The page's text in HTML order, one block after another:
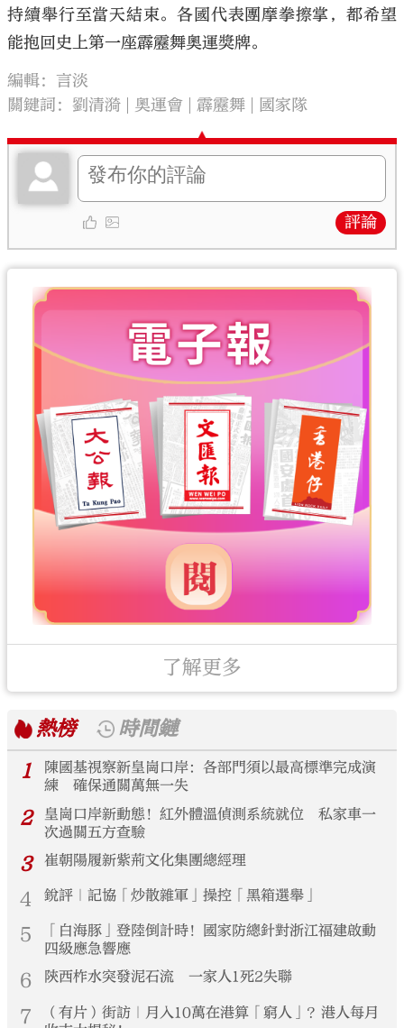
持續舉行至當天結束。各國代表團摩拳擦掌，都希望
能抱回史上第一座霹靂舞奧運獎牌。
編輯：言淡
關鍵詞：劉清漪 奧運會 霹靂舞 國家隊
評論
了解更多
熱榜
時間鏈
1
陳國基視察新皇崗口岸：各部門須以最高標準完成演
練 確保通關萬無一失
2
皇崗口岸新動態！紅外體溫偵測系統就位 私家車一
次過關五方查驗
3 崔朝陽履新紫荊文化集團總經理
4 銳評｜記協「炒散雜軍」操控「黑箱選舉」
5
「白海豚」登陸倒計時！國家防總針對浙江福建啟動
四級應急響應
6 陝西柞水突發泥石流 一家人1死2失聯
7
（有片）街訪｜月入10萬在港算「窮人」？港人每月